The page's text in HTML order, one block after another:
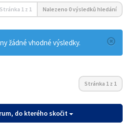
Stránka 1 z 1 Nalezeno 0 výsledků hledání
žádné vhodné výsledky.
Stránka 1 z 1
do kterého skočit